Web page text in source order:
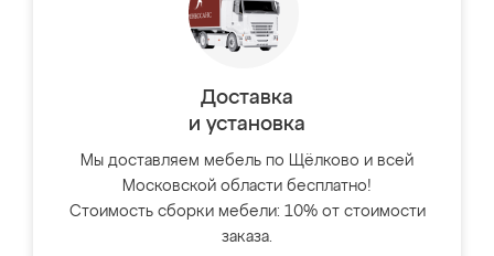
Доставка
и установка
Мы доставляем мебель по Щёлково и всей
Московской области бесплатно!
Стоимость сборки мебели: 10% от стоимости
заказа.